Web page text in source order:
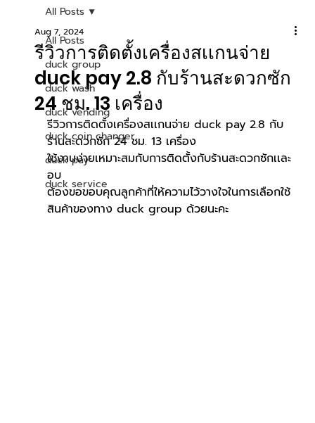
All Posts
duck group
duck wash
duck vending
duck coin changer
duck pay
duck service
All Posts
รีวิวการติดตั้งเครื่องสเเกนจ่าย
duck pay 2.8 กับร้านสะดวกซัก
24 ชม. 13 เครื่อง
Aug 7, 2024
รีวิวการติดตั้งเครื่องสเเกนจ่าย duck pay 2.8 กับ
ร้านสะดวกซัก 24 ชม. 13 เครื่อง
ใช้งานง่ายเหมาะสมกับการติดตั้งกับร้านสะดวกซักเเละ
อบ
ต้องขอขอบคุณลูกค้าที่ให้ความไว้วางใจในการเลือกใช้
สินค้าของทาง duck group ด้วยนะคะ